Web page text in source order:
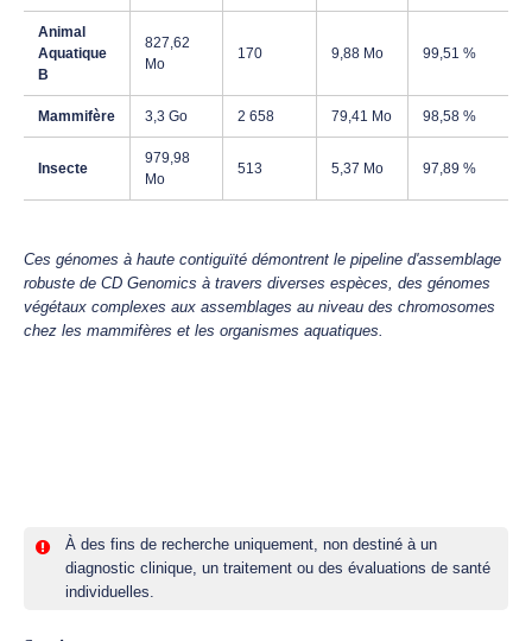
Animal
Aquatique
B
827,62
Mo
170 9,88 Mo 99,51 %
Mammifère 3,3 Go 2 658 79,41 Mo 98,58 %
Insecte
979,98
Mo
513 5,37 Mo 97,89 %
Ces génomes à haute contiguïté démontrent le pipeline d'assemblage
robuste de CD Genomics à travers diverses espèces, des génomes
végétaux complexes aux assemblages au niveau des chromosomes
chez les mammifères et les organismes aquatiques.
À des fins de recherche uniquement, non destiné à un
diagnostic clinique, un traitement ou des évaluations de santé
individuelles.